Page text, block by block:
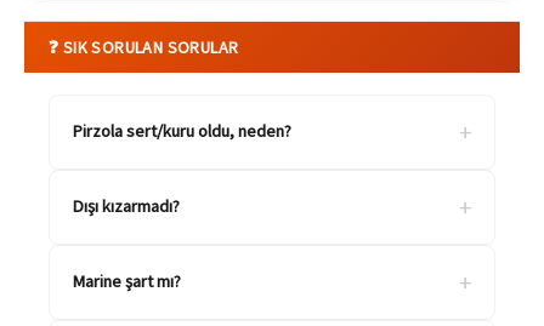
❓ SIK SORULAN SORULAR
Pirzola sert/kuru oldu, neden? +
Dışı kızarmadı? +
Marine şart mı? +